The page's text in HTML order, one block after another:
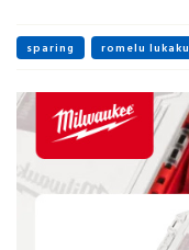
sparing romelu lukaku